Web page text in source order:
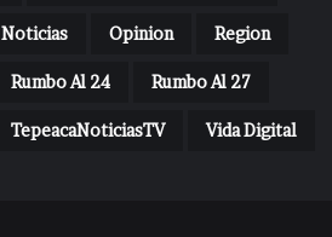
Noticias Opinion Region
Rumbo Al 24 Rumbo Al 27
TepeacaNoticiasTV Vida Digital